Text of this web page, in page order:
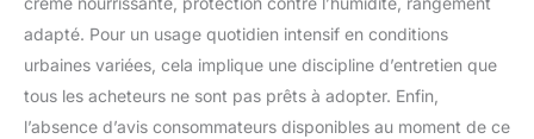
adapté. Pour un usage quotidien intensif en conditions
urbaines variées, cela implique une discipline d’entretien que
tous les acheteurs ne sont pas prêts à adopter. Enfin,
l’absence d’avis consommateurs disponibles au moment de ce